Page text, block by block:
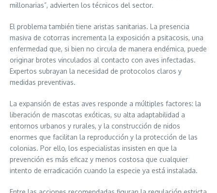
millonarias”, advierten los técnicos del sector.
El problema también tiene aristas sanitarias. La presencia
masiva de cotorras incrementa la exposición a psitacosis, una
enfermedad que, si bien no circula de manera endémica, puede
originar brotes vinculados al contacto con aves infectadas.
Expertos subrayan la necesidad de protocolos claros y
medidas preventivas.
La expansión de estas aves responde a múltiples factores: la
liberación de mascotas exóticas, su alta adaptabilidad a
entornos urbanos y rurales, y la construcción de nidos
enormes que facilitan la reproducción y la protección de las
colonias. Por ello, los especialistas insisten en que la
prevención es más eficaz y menos costosa que cualquier
intento de erradicación cuando la especie ya está instalada.